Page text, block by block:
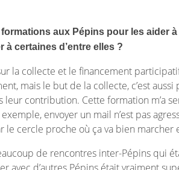
aux Pépins pour les aider
certaines d’entre elles ?
la collecte et le financement
mais le but de la collecte, c’est
contribution. Cette formation m’a
envoyer un mail n’est pas
cercle proche où ça va bien marcher
de rencontres inter-Pépins qui